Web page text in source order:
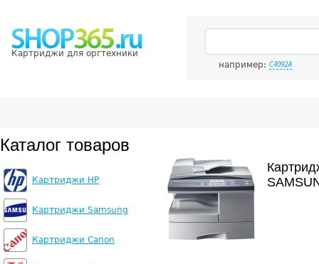
Картриджи для оргтехники
например: C4092A
Каталог товаров
Картриджи HP
Картриджи Samsung
Картриджи Canon